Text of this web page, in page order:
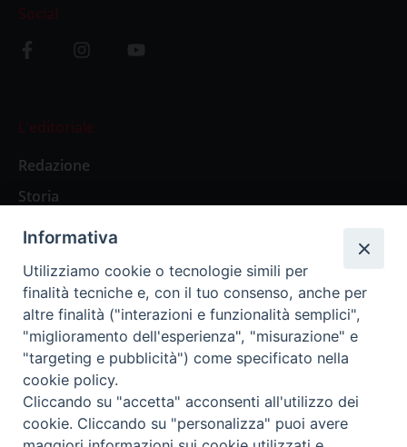
Social
L’editoriale
Redazione
Storia
Abbonamenti
Abbonamento Annuale Digitale
Abbonamento Annuale Cartaceo
Abbonamento Singola Copia Digitale
Informativa
Utilizziamo cookie o tecnologie simili per
finalità tecniche e, con il tuo consenso, anche per
altre finalità ("interazioni e funzionalità semplici",
"miglioramento dell'esperienza", "misurazione" e
"targeting e pubblicità") come specificato nella
cookie policy.
Cliccando su "accetta" acconsenti all'utilizzo dei
cookie. Cliccando su "personalizza" puoi avere